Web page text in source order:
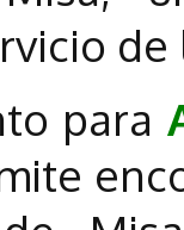
de
para